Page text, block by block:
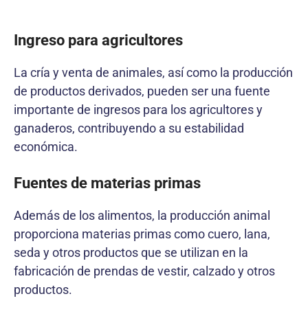
Ingreso para agricultores
La cría y venta de animales, así como la producción
de productos derivados, pueden ser una fuente
importante de ingresos para los agricultores y
ganaderos, contribuyendo a su estabilidad
económica.
Fuentes de materias primas
Además de los alimentos, la producción animal
proporciona materias primas como cuero, lana,
seda y otros productos que se utilizan en la
fabricación de prendas de vestir, calzado y otros
productos.